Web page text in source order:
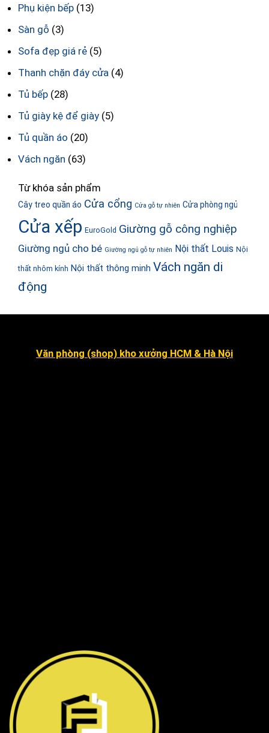
Phụ kiện bếp (13)
Sàn gỗ (3)
Sofa đẹp giá rẻ (5)
Thanh chặn đáy cửa (4)
Tủ bếp (28)
Tủ giày kệ để giày (5)
Tủ quần áo (20)
Vách ngăn (63)
Từ khóa sản phẩm
Cây treo quần áo Cửa cổng Cửa gỗ tự nhiên Cửa phòng ngủ
Cửa xếp EuroGold Giường gỗ công nghiệp
Giường ngủ cho bé Giường ngủ gỗ tự nhiên Nội thất Louis Nội
thất nhôm kính Nội thất thông minh Vách ngăn di
động
Văn phòng (shop) kho xưởng HCM & Hà Nội